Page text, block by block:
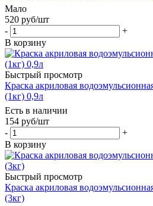
Мало
520 руб/шт
-
+
В корзину
Быстрый просмотр
Краска акриловая
(1кг) 0,9л
Есть в наличии
154 руб/шт
-
+
В корзину
Быстрый просмотр
Краска акриловая
(3кг)